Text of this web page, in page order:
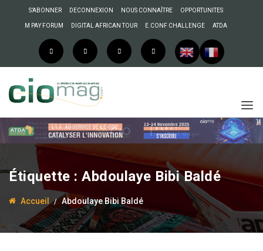
S’ABONNER DECONNEXION NOUS CONNAÎTRE OPPORTUNITES
M PAY FORUM DIGITAL AFRICAN TOUR E.CONF CHALLENGE ATDA
Étiquette : Abdoulaye Bibi Baldé
Accueil Abdoulaye Bibi Baldé